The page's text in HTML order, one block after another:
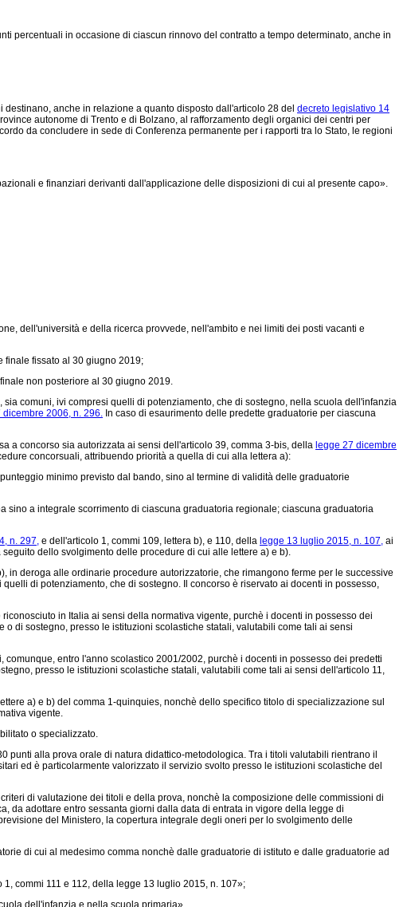
percentuali in occasione di ciascun rinnovo del contratto a tempo determinato, anche in
anche in relazione a quanto disposto dall'articolo 28 del decreto legislativo 14
autonome di Trento e di Bolzano, al rafforzamento degli organici dei centri per
da concludere in sede di Conferenza permanente per i rapporti tra lo Stato, le regioni
e finanziari derivanti dall'applicazione delle disposizioni di cui al presente capo».
dell'università e della ricerca provvede, nell'ambito e nei limiti dei posti vacanti e
finale fissato al 30 giugno 2019;
non posteriore al 30 giugno 2019.
comuni, ivi compresi quelli di potenziamento, che di sostegno, nella scuola dell'infanzia
dicembre 2006, n. 296. In caso di esaurimento delle predette graduatorie per ciascuna
a concorso sia autorizzata ai sensi dell'articolo 39, comma 3-bis, della legge 27 dicembre
concorsuali, attribuendo priorità a quella di cui alla lettera a):
minimo previsto dal bando, sino al termine di validità delle graduatorie
a integrale scorrimento di ciascuna graduatoria regionale; ciascuna graduatoria
n. 297, e dell'articolo 1, commi 109, lettera b), e 110, della legge 13 luglio 2015, n. 107, ai
dello svolgimento delle procedure di cui alle lettere a) e b).
deroga alle ordinarie procedure autorizzatorie, che rimangono ferme per le successive
di potenziamento, che di sostegno. Il concorso è riservato ai docenti in possesso,
in Italia ai sensi della normativa vigente, purchè i docenti in possesso dei
di sostegno, presso le istituzioni scolastiche statali, valutabili come tali ai sensi
entro l'anno scolastico 2001/2002, purchè i docenti in possesso dei predetti
presso le istituzioni scolastiche statali, valutabili come tali ai sensi dell'articolo 11,
a) e b) del comma 1-quinquies, nonchè dello specifico titolo di specializzazione sul
vigente.
o specializzato.
alla prova orale di natura didattico-metodologica. Tra i titoli valutabili rientrano il
ed è particolarmente valorizzato il servizio svolto presso le istituzioni scolastiche del
di valutazione dei titoli e della prova, nonchè la composizione delle commissioni di
da adottare entro sessanta giorni dalla data di entrata in vigore della legge di
del Ministero, la copertura integrale degli oneri per lo svolgimento delle
di cui al medesimo comma nonchè dalle graduatorie di istituto e dalle graduatorie ad
commi 111 e 112, della legge 13 luglio 2015, n. 107»;
dell'infanzia e nella scuola primaria».